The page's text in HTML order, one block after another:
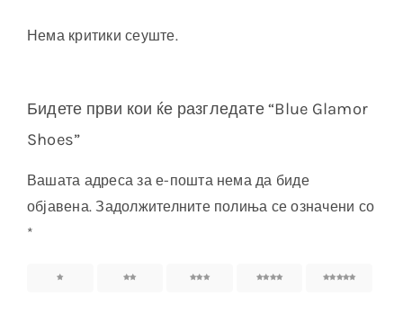
Нема критики сеуште.
Бидете први кои ќе разгледате “Blue Glamor
Shoes”
Вашата адреса за е-пошта нема да биде
објавена. Задолжителните полиња се означени со
*